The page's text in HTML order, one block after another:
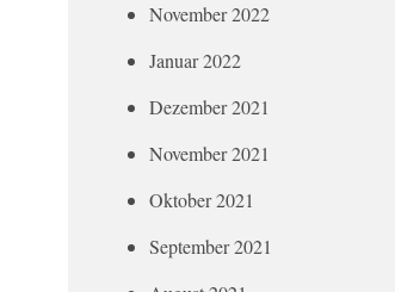
November 2022
Januar 2022
Dezember 2021
November 2021
Oktober 2021
September 2021